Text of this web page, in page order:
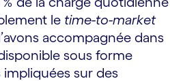
le time-to-market
accompagnée dans
sous forme
impliquées sur des